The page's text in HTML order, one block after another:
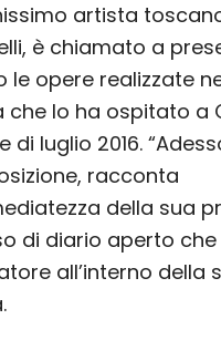
artista
è chiamato a
le opere realizzate
che lo ha ospitato a
di luglio 2016.
racconta
della sua
di diario aperto
all’interno della